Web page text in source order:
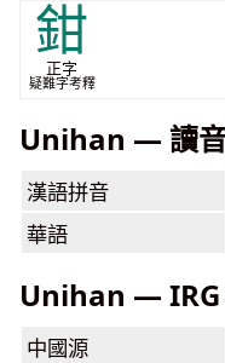
鉗
正字
疑難字考釋
Unihan — 讀
漢語拼音
華語
Unihan — IRG
中國源